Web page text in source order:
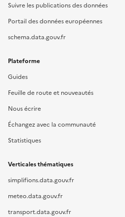
Suivre les publications des données
Portail des données européennes
schema.data.gouv.fr
Plateforme
Guides
Feuille de route et nouveautés
Nous écrire
Échangez avec la communauté
Statistiques
Verticales thématiques
simplifions.data.gouv.fr
meteo.data.gouv.fr
transport.data.gouv.fr